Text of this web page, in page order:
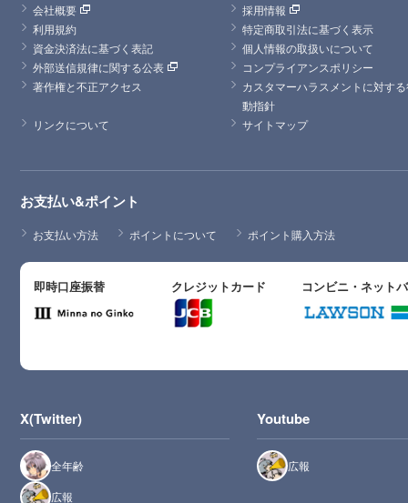
会社概要
採用情報
利用規約
特定商取引法に基づく表示
資金決済法に基づく表記
個人情報の取扱いについて
外部送信規律に関する公表
コンプライアンスポリシー
著作権と不正アクセス
カスタマーハラスメントに対す
動指針
リンクについて
サイトマップ
お支払い&ポイント
お支払い方法 ポイントについて ポイント購入方法
即時口座振替 クレジットカード コンビニ・ネット
X(Twitter)
全年齢
広報
Youtube
広報